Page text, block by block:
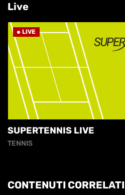
Live
LIVE
SUPERTENNIS LIVE
TENNIS
CONTENUTI CORRELATI